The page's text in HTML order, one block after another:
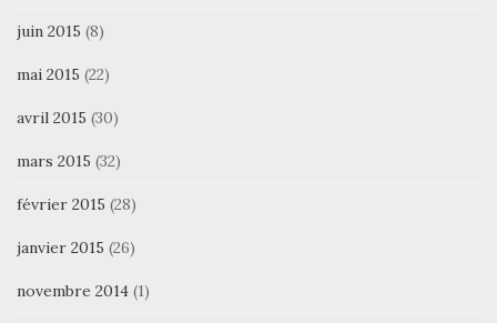
juin 2015 (8)
mai 2015 (22)
avril 2015 (30)
mars 2015 (32)
février 2015 (28)
janvier 2015 (26)
novembre 2014 (1)